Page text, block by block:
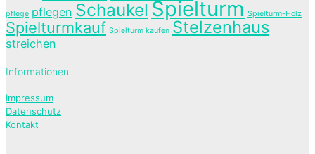
pflege pflegen Schaukel Spielturm Spielturm-Holz
Spielturmkauf Spielturm kaufen Stelzenhaus
streichen
Informationen
Impressum
Datenschutz
Kontakt